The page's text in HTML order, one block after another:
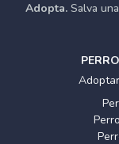
Adopta. Salva